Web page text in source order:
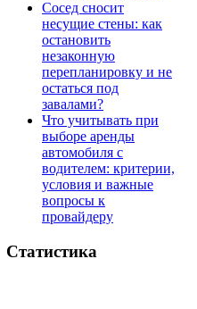
Сосед сносит
несущие стены: как
остановить
незаконную
перепланировку и не
остаться под
завалами?
Что учитывать при
выборе аренды
автомобиля с
водителем: критерии,
условия и важные
вопросы к
провайдеру
Статистика